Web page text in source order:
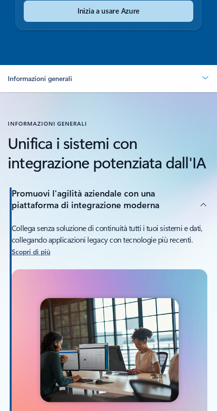
Inizia a usare Azure
Informazioni generali
INFORMAZIONI GENERALI
Unifica i sistemi con
integrazione potenziata dall'IA
Promuovi l'agilità aziendale con una
piattaforma di integrazione moderna
Collega senza soluzione di continuità tutti i tuoi sistemi e dati,
collegando applicazioni legacy con tecnologie più recenti.
Scopri di più